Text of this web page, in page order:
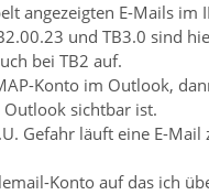
angezeigten E-Mails im
und TB3.0 sind
bei TB2 auf.
Konto im Outlook,
sichtbar ist.
Gefahr läuft eine E-
Konto auf das ich